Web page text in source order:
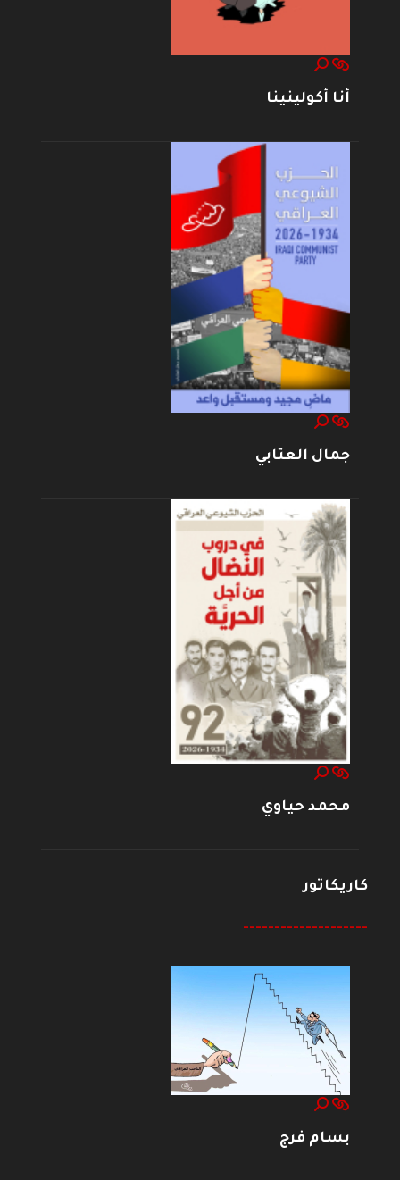
أنا أكولينينا
جمال العتابي
محمد حياوي
كاريكاتور
--------------------
بسام فرج